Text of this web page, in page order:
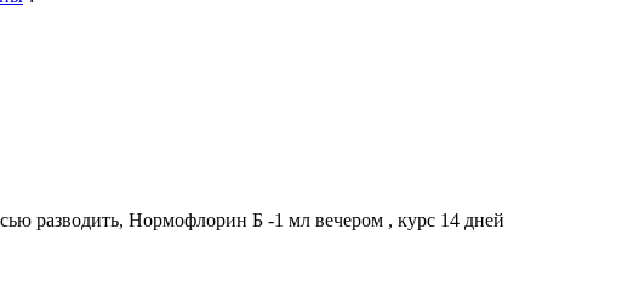
разводить, Нормофлорин Б -1 мл вечером , курс 14 дней